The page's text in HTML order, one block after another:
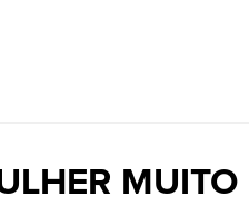
MUITO